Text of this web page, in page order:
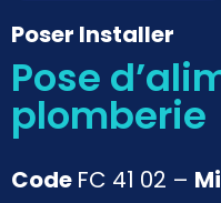
Poser Installer
Pose
plomberie
Code FC 41 02 –